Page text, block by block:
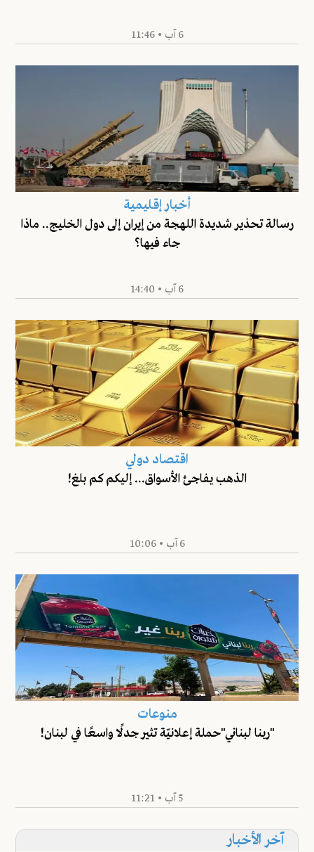
6 آب • 11:46
أخبار إقليمية
رسالة تحذير شديدة اللهجة من إيران إلى دول الخليج.. ماذا
جاء فيها؟
6 آب • 14:40
اقتصاد دولي
الذهب يفاجئ الأسواق... إليكم كم بلغ!
6 آب • 10:06
منوعات
"ربنا لبناني"حملة إعلانيّة تثير جدلًا واسعًا في لبنان!
5 آب • 11:21
آخر الأخبار